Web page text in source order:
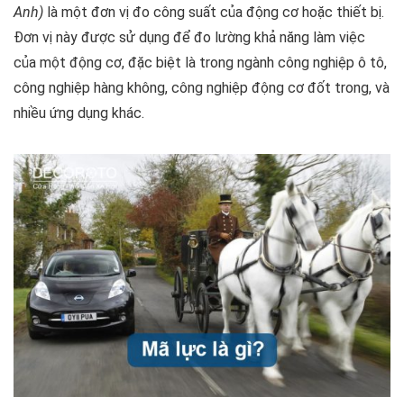
Anh) là một đơn vị đo công suất của động cơ hoặc thiết bị.
Đơn vị này được sử dụng để đo lường khả năng làm việc
của một động cơ, đặc biệt là trong ngành công nghiệp ô tô,
công nghiệp hàng không, công nghiệp động cơ đốt trong, và
nhiều ứng dụng khác.